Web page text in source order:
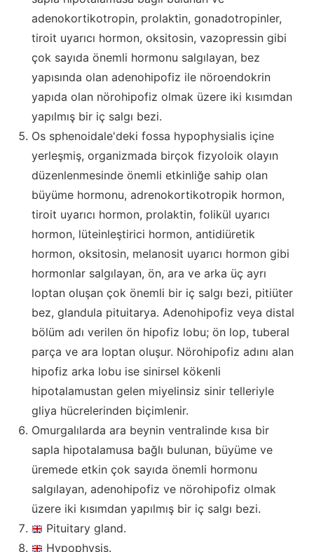
adenokortikotropin, prolaktin, gonadotropinler,
tiroit uyarıcı hormon, oksitosin, vazopressin gibi
çok sayıda önemli hormonu salgılayan, bez
yapısında olan adenohipofiz ile nöroendokrin
yapıda olan nörohipofiz olmak üzere iki kısımdan
yapılmış bir iç salgı bezi.
Os sphenoidale'deki fossa hypophysialis içine
yerleşmiş, organizmada birçok fizyoloik olayın
düzenlenmesinde önemli etkinliğe sahip olan
büyüme hormonu, adrenokortikotropik hormon,
tiroit uyarıcı hormon, prolaktin, folikül uyarıcı
hormon, lüteinleştirici hormon, antidiüretik
hormon, oksitosin, melanosit uyarıcı hormon gibi
hormonlar salgılayan, ön, ara ve arka üç ayrı
loptan oluşan çok önemli bir iç salgı bezi, pitiüter
bez, glandula pituitarya. Adenohipofiz veya distal
bölüm adı verilen ön hipofiz lobu; ön lop, tuberal
parça ve ara loptan oluşur. Nörohipofiz adını alan
hipofiz arka lobu ise sinirsel kökenli
hipotalamustan gelen miyelinsiz sinir telleriyle
gliya hücrelerinden biçimlenir.
Omurgalılarda ara beynin ventralinde kısa bir
sapla hipotalamusa bağlı bulunan, büyüme ve
üremede etkin çok sayıda önemli hormonu
salgılayan, adenohipofiz ve nörohipofiz olmak
üzere iki kısımdan yapılmış bir iç salgı bezi.
Pituitary gland.
Hypophysis.